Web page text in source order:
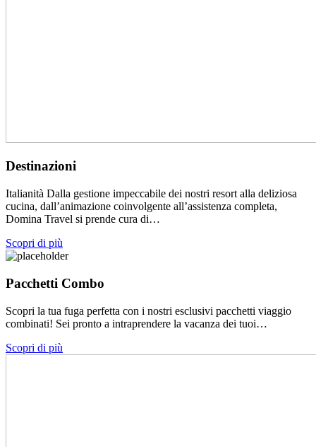
Destinazioni
Italianità Dalla gestione impeccabile dei nostri resort alla deliziosa
cucina, dall’animazione coinvolgente all’assistenza completa,
Domina Travel si prende cura di…
Scopri di più
Pacchetti Combo
Scopri la tua fuga perfetta con i nostri esclusivi pacchetti viaggio
combinati! Sei pronto a intraprendere la vacanza dei tuoi…
Scopri di più